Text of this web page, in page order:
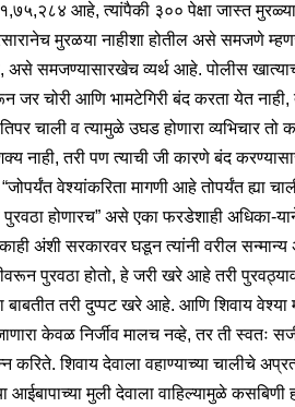
आहे, त्यांपैकी ३०० पेक्षा जास्त
मुरळया नाहीशा होतील असे समजणे
असे समजण्यासारखेच व्यर्थ आहे. पोलीस
जर चोरी आणि भामटेगिरी बंद करता येत
चाली व त्यामुळे उघड होणारा व्यभिचार तो
नाही, तरी पण त्याची जी कारणे बंद
वेश्यांकरिता मागणी आहे तोपर्यंत ह्या
पुरवठा होणारच” असे एका फरडेशाही
अंशी सरकारवर घडून त्यांनी वरील सन्मान्य
पुरवठा होतो, हे जरी खरे आहे तरी
बाबतीत तरी दुप्पट खरे आहे. आणि शिवाय वेश्या
केवळ निर्जीव मालच नव्हे, तर ती स्वतः
करिते. शिवाय देवाला वहाण्याच्या चालीचे
आईबापाच्या मुली देवाला वाहिल्यामुळे